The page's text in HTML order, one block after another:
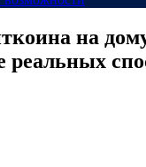
на
реальных